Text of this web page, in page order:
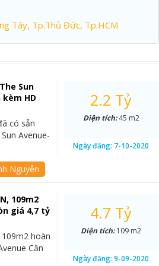
Tây, Tp.Thủ Đức, Tp.HCM
Sun
HD
có sẵn
Avenue-
Nguyễn
2.2 Tỷ
Diện tích:45 m2
Ngày đăng: 7-10-2020
109m2
giá 4,7 tỷ
hoàn
Căn
4.7 Tỷ
Diện tích:109 m2
Ngày đăng:9-09-2020